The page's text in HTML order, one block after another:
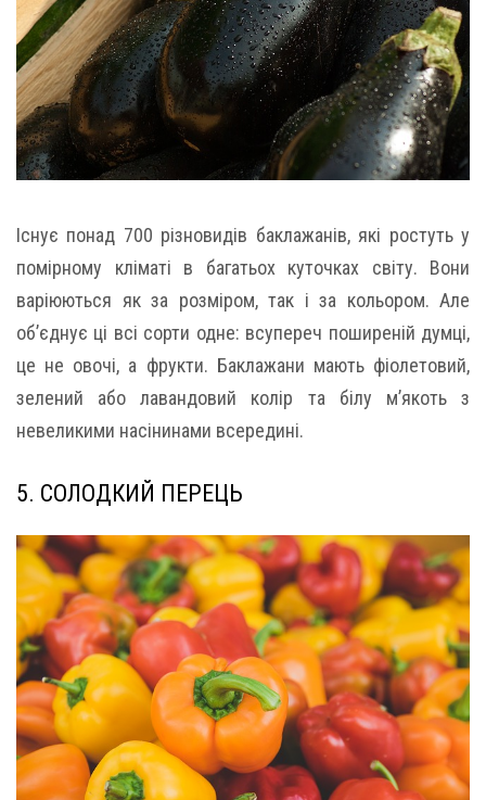
Існує понад 700 різновидів баклажанів, які ростуть у
помірному кліматі в багатьох куточках світу. Вони
варіюються як за розміром, так і за кольором. Але
об’єднує ці всі сорти одне: всупереч поширеній думці,
це не овочі, а фрукти. Баклажани мають фіолетовий,
зелений або лавандовий колір та білу м’якоть з
невеликими насінинами всередині.
5. СОЛОДКИЙ ПЕРЕЦЬ